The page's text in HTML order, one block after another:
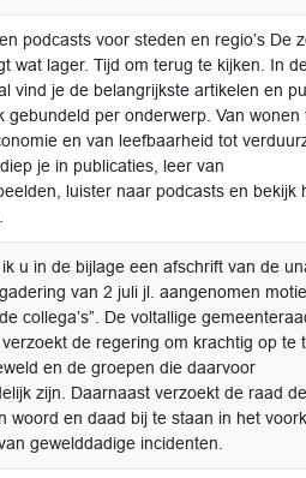
podcasts voor steden en regio’s De
wat lager. Tijd om terug te kijken. In
vind je de belangrijkste artikelen en
gebundeld per onderwerp. Van wonen
en van leefbaarheid tot
je in publicaties, leer van
luister naar podcasts en bekijk
u in de bijlage een afschrift van de
van 2 juli jl. aangenomen motie
collega’s”. De voltallige
de regering om krachtig op te
en de groepen die daarvoor
zijn. Daarnaast verzoekt de raad
woord en daad bij te staan in het
gewelddadige incidenten.